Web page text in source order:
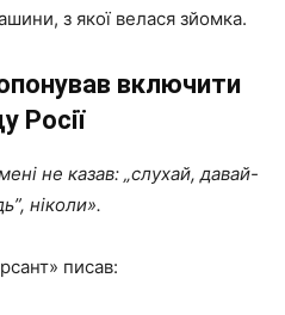
з якої велася зйомка.
включити
Росії
не казав: „слухай, давай-
ніколи».
писав: